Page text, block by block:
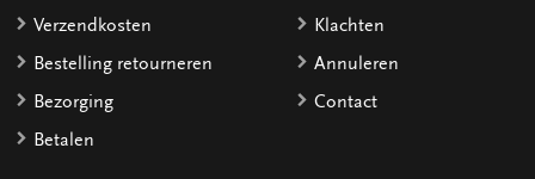
Verzendkosten
Bestelling retourneren
Bezorging
Betalen
Klachten
Annuleren
Contact